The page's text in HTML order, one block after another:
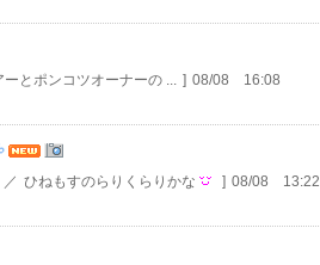
ーとポンコツオーナーの ... ] 08/08 16:08
／ ひねもすのらりくらりかな ] 08/08 13:22